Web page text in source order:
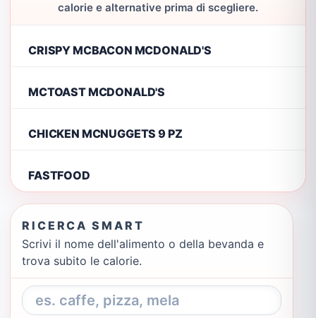
calorie e alternative prima di scegliere.
CRISPY MCBACON MCDONALD'S
MCTOAST MCDONALD'S
CHICKEN MCNUGGETS 9 PZ
FASTFOOD
RICERCA SMART
Scrivi il nome dell'alimento o della bevanda e
trova subito le calorie.